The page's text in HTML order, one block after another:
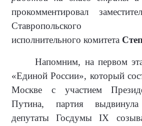
прокомментировал
Ставропольского
исполнительного комитета
Напомним, на первом
«Единой России», который
Москве с участием
Путина, партия
депутаты Госдумы IX